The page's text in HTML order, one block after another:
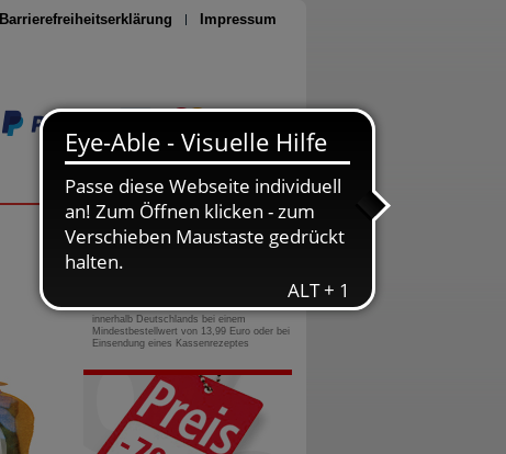
Barrierefreiheitserklärung Impressum
Seite drucken
0800-10 11 422
gebührenfreie Rufnummer
innerhalb Deutschlands bei einem
Mindestbestellwert von 13,99 Euro oder bei
Einsendung eines Kassenrezeptes